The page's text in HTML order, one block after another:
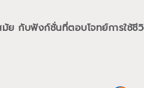
ย กับฟังก์ชั่นที่ตอบโจทย์การใช้ชี